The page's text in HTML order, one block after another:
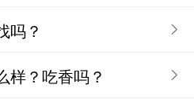
吗？
样？吃香吗？